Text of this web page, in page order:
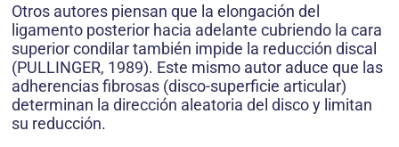
Otros autores piensan que la elongación del
ligamento posterior hacia adelante cubriendo la cara
superior condilar también impide la reducción discal
(PULLINGER, 1989). Este mismo autor aduce que las
adherencias fibrosas (disco-superficie articular)
determinan la dirección aleatoria del disco y limitan
su reducción.